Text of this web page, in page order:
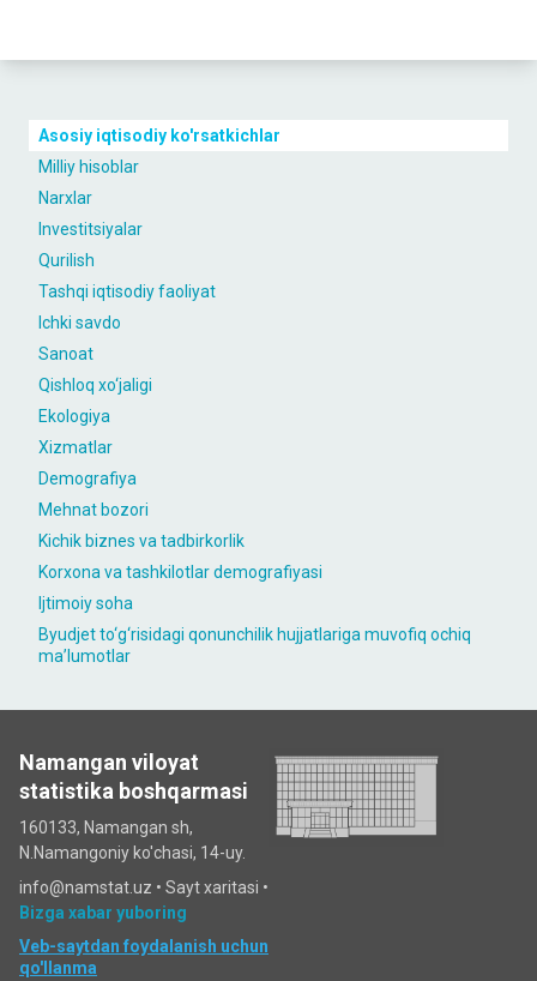
Asosiy iqtisodiy ko'rsatkichlar
Milliy hisoblar
Narxlar
Investitsiyalar
Qurilish
Tashqi iqtisodiy faoliyat
Ichki savdo
Sanoat
Qishloq xo‘jaligi
Ekologiya
Xizmatlar
Demografiya
Mehnat bozori
Kichik biznes va tadbirkorlik
Korxona va tashkilotlar demografiyasi
Ijtimoiy soha
Byudjet to‘g‘risidagi qonunchilik hujjatlariga muvofiq ochiq
maʼlumotlar
Namangan viloyat
statistika boshqarmasi
160133, Namangan sh,
N.Namangoniy ko'chasi, 14-uy.
info@namstat.uz • Sayt xaritasi •
Bizga xabar yuboring
Veb-saytdan foydalanish uchun
qo'llanma